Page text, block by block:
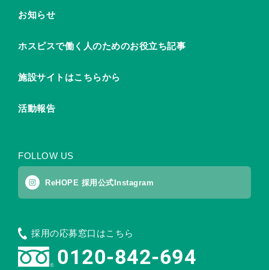
お知らせ
ホスピスで働く人のためのお役立ち記事
施設サイトはこちらから
活動報告
FOLLOW US
ReHOPE 採用公式Instagram
採用の応募窓口はこちら
0120-842-694